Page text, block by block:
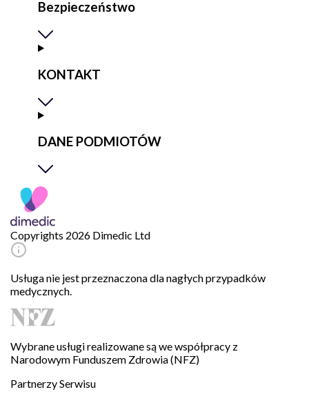
Bezpieczeństwo
KONTAKT
DANE PODMIOTÓW
Copyrights 2026 Dimedic Ltd
Usługa nie jest przeznaczona dla nagłych przypadków
medycznych.
Wybrane usługi realizowane są we współpracy z
Narodowym Funduszem Zdrowia (NFZ)
Partnerzy Serwisu